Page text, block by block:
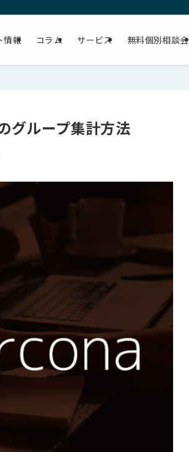
情報 コラム サービス 無料個別相談会
ループ集計方法